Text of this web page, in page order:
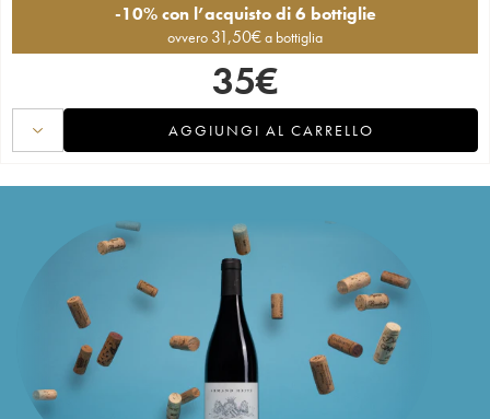
-10% con l’acquisto di 6 bottiglie
ovvero 31,50€a bottiglia
35€
AGGIUNGI AL CARRELLO